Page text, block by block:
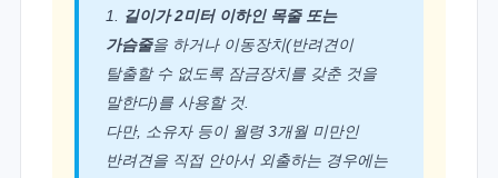
1.
길이가 2미터 이하인 목줄 또는
가슴줄을 하거나 이동장치(반려견이
탈출할 수 없도록 잠금장치를 갖춘 것을
말한다)를 사용할 것.
다만, 소유자 등이 월령 3개월 미만인
반려견을 직접 안아서 외출하는 경우에는